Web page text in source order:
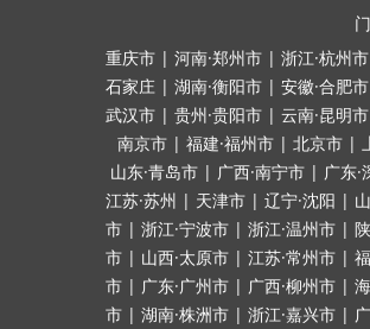
重庆市 | 河南·郑州市 | 浙江·杭州市
石家庄 | 湖南·衡阳市 | 安徽·合肥市
武汉市 | 贵州·贵阳市 | 云南·昆明市
南京市 | 福建·福州市 | 北京市 |
山东·青岛市 | 广西·南宁市 | 广东·
江苏·苏州 | 天津市 | 辽宁·沈阳 |
市 | 浙江·宁波市 | 浙江·温州市 |
市 | 山西·太原市 | 江苏·常州市 |
市 | 广东·广州市 | 广西·柳州市 |
市 | 湖南·株洲市 | 浙江·嘉兴市 |